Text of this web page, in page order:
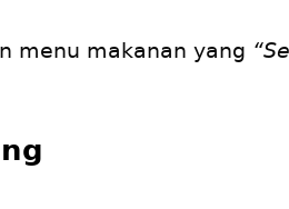
menu makanan yang